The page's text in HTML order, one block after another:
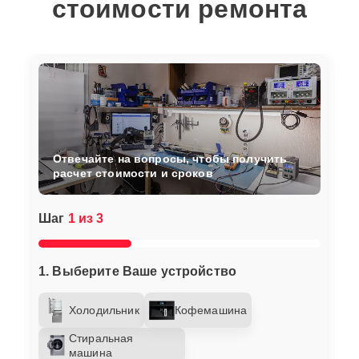
стоимости ремонта
Шаг 1 из 3
1. Выберите Ваше устройство
Холодильник Кофемашина
Стиральная
машина
Отвечайте на вопросы, чтобы получить
расчет стоимости и сроков